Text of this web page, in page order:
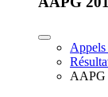
Appels
AAPG